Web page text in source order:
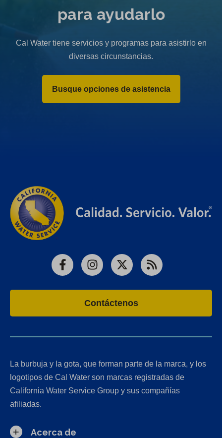
para ayudarlo
Cal Water tiene servicios y programas para asistirlo en
diversas circunstancias.
Busque opciones de asistencia
FacebookInstagram
X RSS
Contáctenos
La burbuja y la gota, que forman parte de la marca, y los
logotipos de Cal Water son marcas registradas de
California Water Service Group y sus compañías
afiliadas.
Acerca de